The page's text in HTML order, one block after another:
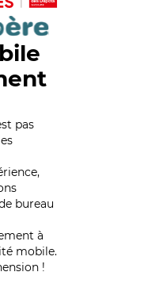
pas
bureau
à
mobile.
!